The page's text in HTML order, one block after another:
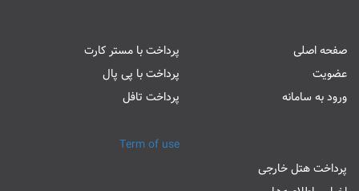
صفحه اصلی
عضویت
ورود به سامانه
پرداخت با مستر کارت
پرداخت با پی پال
پرداخت تافل
پرداخت هتل خارجی
Term of use